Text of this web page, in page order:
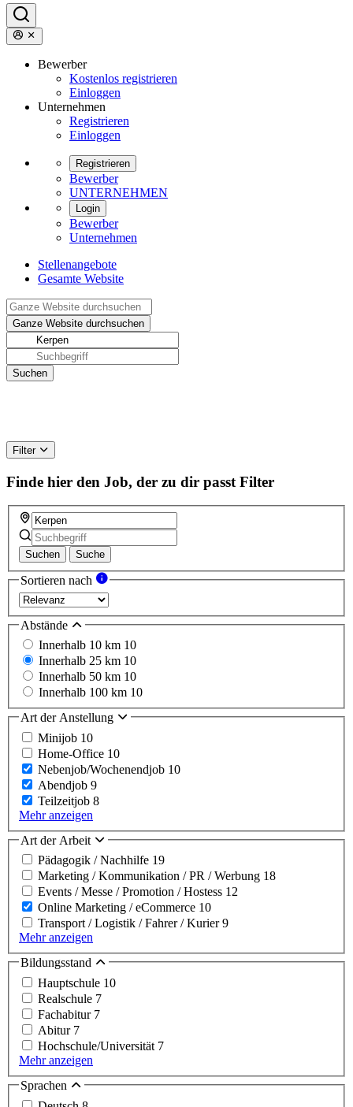
Bewerber
Kostenlos registrieren
Einloggen
Unternehmen
Registrieren
Einloggen
Registrieren
Bewerber
UNTERNEHMEN
Login
Bewerber
Unternehmen
Stellenangebote
Gesamte Website
Filter
Finde hier den Job, der zu dir passt Filter
Suchen Suche
Sortieren nach
Abstände
Innerhalb 10 km 10
Innerhalb 25 km 10
Innerhalb 50 km 10
Innerhalb 100 km 10
Art der Anstellung
Minijob 10
Home-Office 10
Nebenjob/Wochenendjob 10
Abendjob 9
Teilzeitjob 8
Mehr anzeigen
Art der Arbeit
Pädagogik / Nachhilfe 19
Marketing / Kommunikation / PR / Werbung 18
Events / Messe / Promotion / Hostess 12
Online Marketing / eCommerce 10
Transport / Logistik / Fahrer / Kurier9
Mehr anzeigen
Bildungsstand
Hauptschule 10
Realschule 7
Fachabitur 7
Abitur 7
Hochschule/Universität 7
Mehr anzeigen
Sprachen